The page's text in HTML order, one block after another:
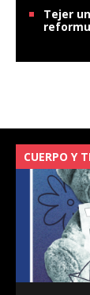
Tejer
CUERPO Y